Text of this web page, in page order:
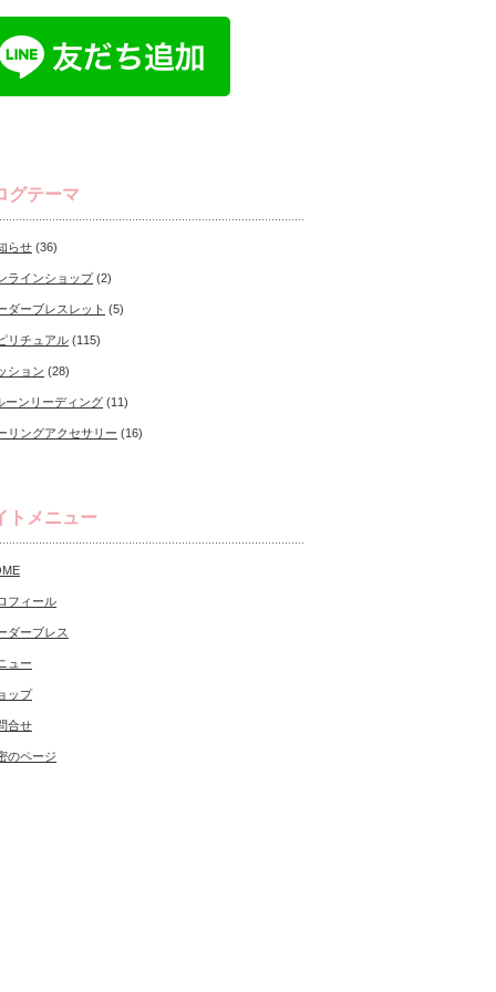
グテーマ
らせ (36)
ラインショップ(2)
ダーブレスレット (5)
リチュアル (115)
ション (28)
ーンリーディング (11)
リングアクセサリー (16)
トメニュー
フィール
ダーブレス
ュー
ップ
合せ
のページ